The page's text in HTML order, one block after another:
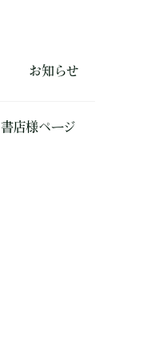
お知らせ
書店様ページ